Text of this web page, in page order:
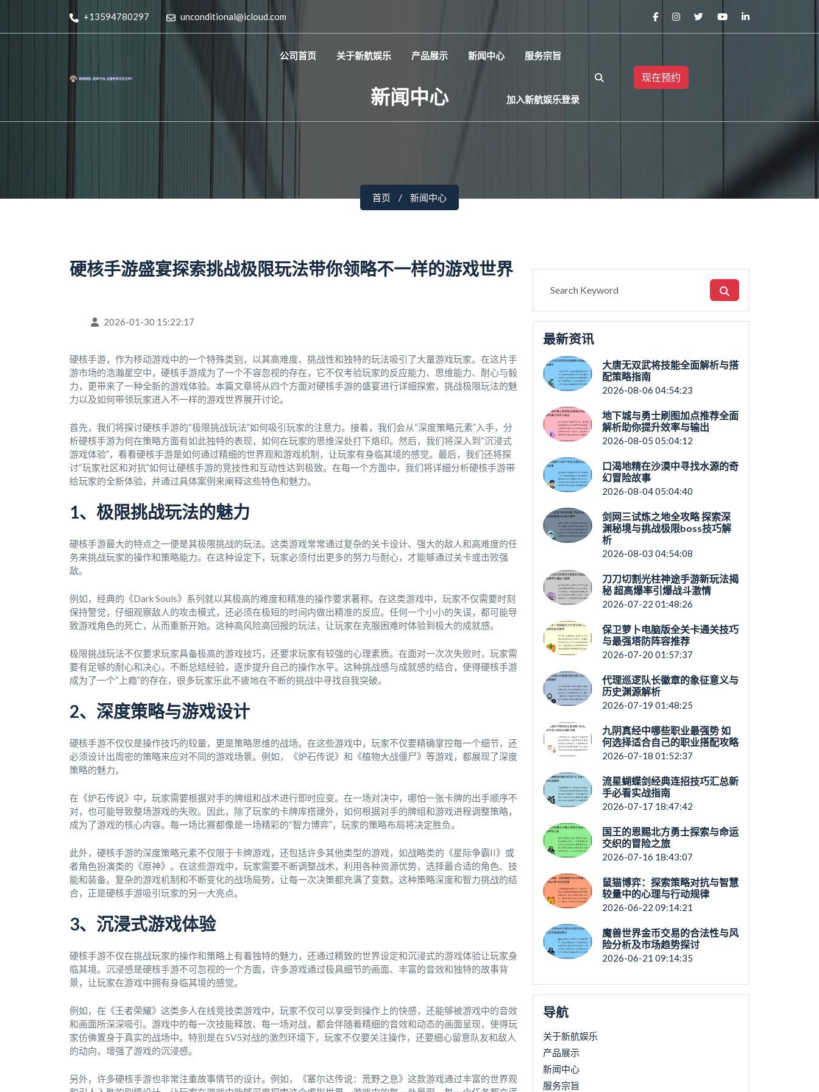
+13594780297 unconditional@icloud.com
公司首页 关于新航娱乐 产品展示 新闻中心 服务宗旨
加入新航娱乐登录
现在预约
新闻中心
首页 新闻中心
硬核手游盛宴探索挑战极限玩法带你领略不一样的游戏世界
2026-01-30 15:22:17
硬核手游，作为移动游戏中的一个特殊类别，以其高难度、挑战性和独特的玩法吸引了大量游戏玩家。在这片手
游市场的浩瀚星空中，硬核手游成为了一个不容忽视的存在，它不仅考验玩家的反应能力、思维能力、耐心与毅
力，更带来了一种全新的游戏体验。本篇文章将从四个方面对硬核手游的盛宴进行详细探索，挑战极限玩法的魅
力以及如何带领玩家进入不一样的游戏世界展开讨论。
首先，我们将探讨硬核手游的“极限挑战玩法”如何吸引玩家的注意力。接着，我们会从“深度策略元素”入手，分
析硬核手游为何在策略方面有如此独特的表现，如何在玩家的思维深处打下烙印。然后，我们将深入到“沉浸式
游戏体验”，看看硬核手游是如何通过精细的世界观和游戏机制，让玩家有身临其境的感觉。最后，我们还将探
讨“玩家社区和对抗”如何让硬核手游的竞技性和互动性达到极致。在每一个方面中，我们将详细分析硬核手游带
给玩家的全新体验，并通过具体案例来阐释这些特色和魅力。
1、极限挑战玩法的魅力
硬核手游最大的特点之一便是其极限挑战的玩法。这类游戏常常通过复杂的关卡设计、强大的敌人和高难度的任
务来挑战玩家的操作和策略能力。在这种设定下，玩家必须付出更多的努力与耐心，才能够通过关卡或击败强
敌。
例如，经典的《Dark Souls》系列就以其极高的难度和精准的操作要求著称。在这类游戏中，玩家不仅需要时刻
保持警觉，仔细观察敌人的攻击模式，还必须在极短的时间内做出精准的反应。任何一个小小的失误，都可能导
致游戏角色的死亡，从而重新开始。这种高风险高回报的玩法，让玩家在克服困难时体验到极大的成就感。
极限挑战玩法不仅要求玩家具备极高的游戏技巧，还要求玩家有较强的心理素质。在面对一次次失败时，玩家需
要有足够的耐心和决心，不断总结经验，逐步提升自己的操作水平。这种挑战感与成就感的结合，使得硬核手游
成为了一个“上瘾”的存在，很多玩家乐此不疲地在不断的挑战中寻找自我突破。
2、深度策略与游戏设计
硬核手游不仅仅是操作技巧的较量，更是策略思维的战场。在这些游戏中，玩家不仅要精确掌控每一个细节，还
必须设计出周密的策略来应对不同的游戏场景。例如，《炉石传说》和《植物大战僵尸》等游戏，都展现了深度
策略的魅力。
在《炉石传说》中，玩家需要根据对手的牌组和战术进行即时应变。在一场对决中，哪怕一张卡牌的出手顺序不
对，也可能导致整场游戏的失败。因此，除了玩家的卡牌库搭建外，如何根据对手的牌组和游戏进程调整策略，
成为了游戏的核心内容。每一场比赛都像是一场精彩的“智力博弈”，玩家的策略布局将决定胜负。
此外，硬核手游的深度策略元素不仅限于卡牌游戏，还包括许多其他类型的游戏，如战略类的《星际争霸II》或
者角色扮演类的《原神》。在这些游戏中，玩家需要不断调整战术，利用各种资源优势，选择最合适的角色、技
能和装备。复杂的游戏机制和不断变化的战场局势，让每一次决策都充满了变数。这种策略深度和智力挑战的结
合，正是硬核手游吸引玩家的另一大亮点。
3、沉浸式游戏体验
硬核手游不仅在挑战玩家的操作和策略上有着独特的魅力，还通过精致的世界设定和沉浸式的游戏体验让玩家身
临其境。沉浸感是硬核手游不可忽视的一个方面，许多游戏通过极具细节的画面、丰富的音效和独特的故事背
景，让玩家在游戏中拥有身临其境的感觉。
例如，在《王者荣耀》这类多人在线竞技类游戏中，玩家不仅可以享受到操作上的快感，还能够被游戏中的音效
和画面所深深吸引。游戏中的每一次技能释放、每一场对战，都会伴随着精细的音效和动态的画面呈现，使得玩
家仿佛置身于真实的战场中。特别是在5V5对战的激烈环境下，玩家不仅要关注操作，还要细心留意队友和敌人
的动向，增强了游戏的沉浸感。
另外，许多硬核手游也非常注重故事情节的设计。例如，《塞尔达传说：荒野之息》这款游戏通过丰富的世界观
最新资讯
大唐无双武将技能全面解析与搭
配策略指南
2026-08-06 04:54:23
地下城与勇士刷图加点推荐全面
解析助你提升效率与输出
2026-08-05 05:04:12
口渴地精在沙漠中寻找水源的奇
幻冒险故事
2026-08-04 05:04:40
剑网三试炼之地全攻略 探索深
渊秘境与挑战极限boss技巧解
析
2026-08-03 04:54:08
刀刀切割光柱神途手游新玩法揭
秘 超高爆率引爆战斗激情
2026-07-22 01:48:26
保卫萝卜电脑版全关卡通关技巧
与最强塔防阵容推荐
2026-07-20 01:57:37
代理巡逻队长徽章的象征意义与
历史渊源解析
2026-07-19 01:48:25
九阴真经中哪些职业最强势 如
何选择适合自己的职业搭配攻略
2026-07-18 01:52:37
流星蝴蝶剑经典连招技巧汇总新
手必看实战指南
2026-07-17 18:47:42
国王的恩赐北方勇士探索与命运
交织的冒险之旅
2026-07-16 18:43:07
鼠猫博弈：探索策略对抗与智慧
较量中的心理与行动规律
2026-06-22 09:14:21
魔兽世界金币交易的合法性与风
险分析及市场趋势探讨
2026-06-21 09:14:35
导航
关于新航娱乐
产品展示
新闻中心
服务宗旨